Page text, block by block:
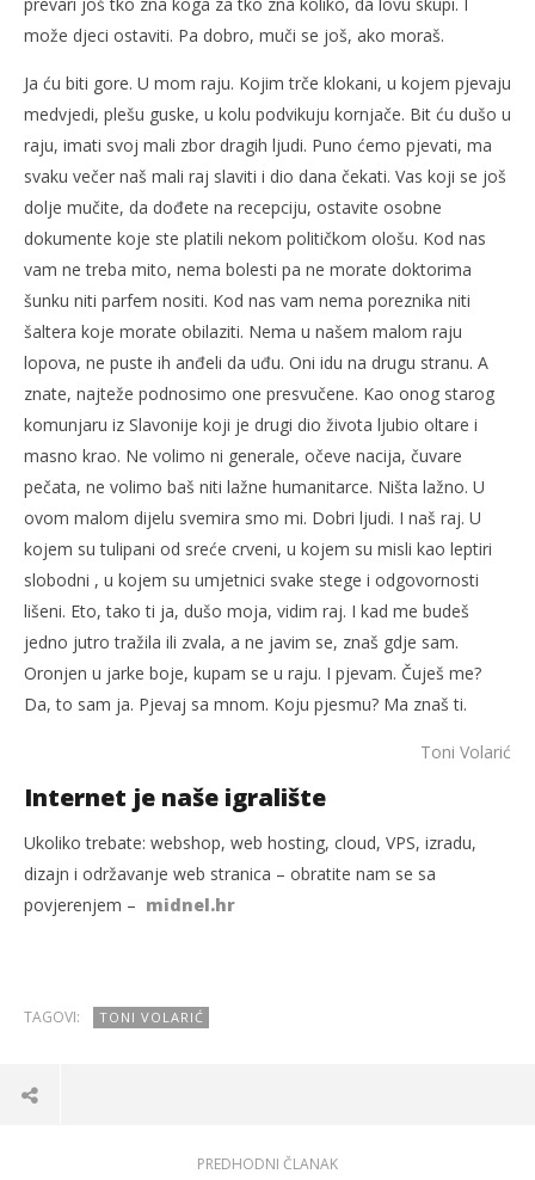
prevari još tko zna koga za tko zna koliko, da lovu skupi. I
može djeci ostaviti. Pa dobro, muči se još, ako moraš.
Ja ću biti gore. U mom raju. Kojim trče klokani, u kojem pjevaju
medvjedi, plešu guske, u kolu podvikuju kornjače. Bit ću dušo u
raju, imati svoj mali zbor dragih ljudi. Puno ćemo pjevati, ma
svaku večer naš mali raj slaviti i dio dana čekati. Vas koji se još
dolje mučite, da dođete na recepciju, ostavite osobne
dokumente koje ste platili nekom političkom ološu. Kod nas
vam ne treba mito, nema bolesti pa ne morate doktorima
šunku niti parfem nositi. Kod nas vam nema poreznika niti
šaltera koje morate obilaziti. Nema u našem malom raju
lopova, ne puste ih anđeli da uđu. Oni idu na drugu stranu. A
znate, najteže podnosimo one presvučene. Kao onog starog
komunjaru iz Slavonije koji je drugi dio života ljubio oltare i
masno krao. Ne volimo ni generale, očeve nacija, čuvare
pečata, ne volimo baš niti lažne humanitarce. Ništa lažno. U
ovom malom dijelu svemira smo mi. Dobri ljudi. I naš raj. U
kojem su tulipani od sreće crveni, u kojem su misli kao leptiri
slobodni , u kojem su umjetnici svake stege i odgovornosti
lišeni. Eto, tako ti ja, dušo moja, vidim raj. I kad me budeš
jedno jutro tražila ili zvala, a ne javim se, znaš gdje sam.
Oronjen u jarke boje, kupam se u raju. I pjevam. Čuješ me?
Da, to sam ja. Pjevaj sa mnom. Koju pjesmu? Ma znaš ti.
Toni Volarić
Internet je naše igralište
Ukoliko trebate: webshop, web hosting, cloud, VPS, izradu,
dizajn i održavanje web stranica – obratite nam se sa
povjerenjem – midnel.hr
TAGOVI: TONI VOLARIĆ
PREDHODNI ČLANAK